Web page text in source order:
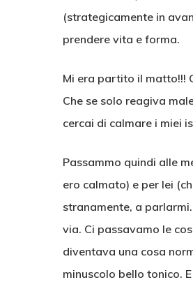
(strategicamente in
prendere vita e forma.
Mi era partito il matto!!!
Che se solo reagiva
cercai di calmare i miei
Passammo quindi alle
ero calmato) e per lei
stranamente, a
via. Ci passavamo le
diventava una cosa
minuscolo bello tonico.